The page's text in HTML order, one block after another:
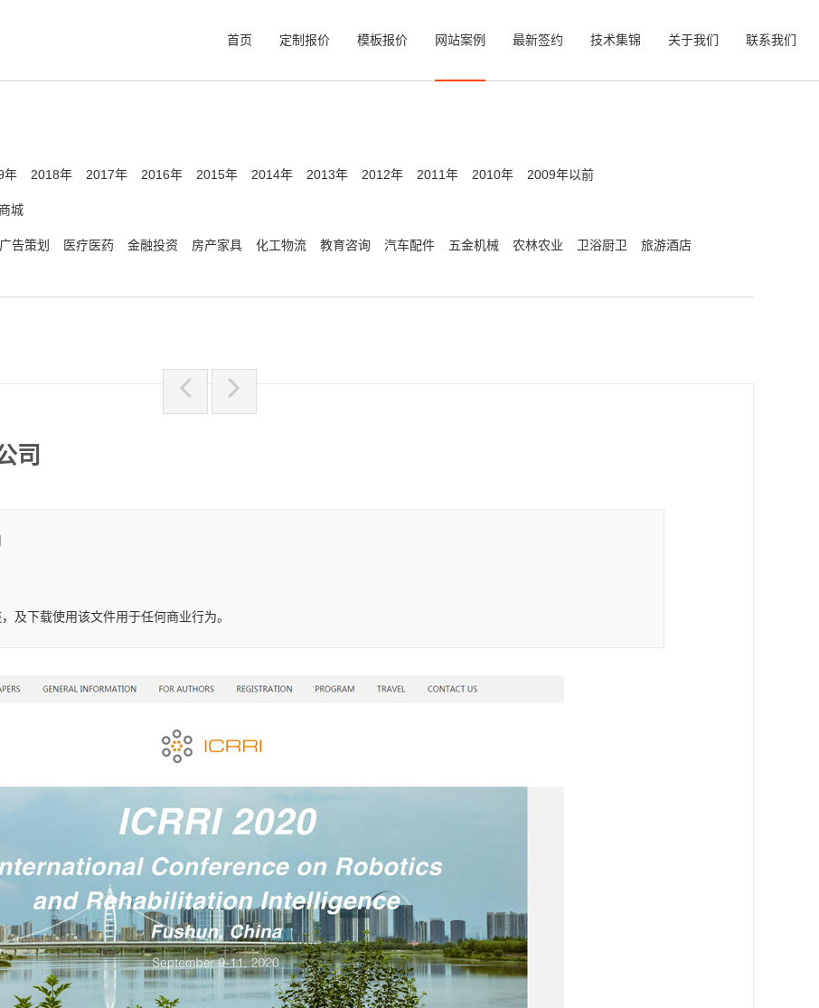
首页 定制报价 模板报价 网站案例 最新签约 技术集锦 关于我们 联系我们
年 2018年 2017年 2016年 2015年 2014年 2013年 2012年 2011年 2010年 2009年以前
城
广告策划 医疗医药 金融投资 房产家具 化工物流 教育咨询 汽车配件 五金机械 农林农业 卫浴厨卫
旅游酒店
司
及下载使用该文件用于任何商业行为。